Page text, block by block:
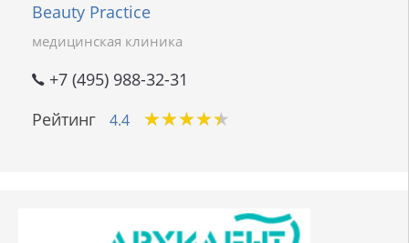
Beauty Practice
медицинская клиника
+7 (495) 988-32-31
Рейтинг
4.4 ★★★★★
★★★★★